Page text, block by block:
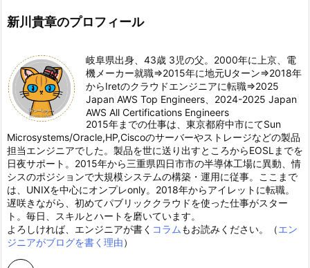
新川貴章のプロフィール
岐阜県出身、43歳 3児の父。2000年に上京、電
機メーカー就職⇒2015年に地元Uターン⇒2018年
からIretのクラウドエンジニアに転職⇒2025
Japan AWS Top Engineers、2024-2025 Japan
AWS All Certifications Engineers
2015年までの仕事は、東京都府中市にてSun
Microsystems/Oracle,HP,Ciscoのサーバーやストレージなどの製品
担当エンジニアでした。製品を世に送り出すところからEOSLまでを
日夜サポート。2015年から三重県四日市市の半導体工場に異動、情
シスのポジションで大規模システムの構築・運用に従事。ここまで
は、UNIXを中心にオンプレonly。2018年からアイレットに転職。
遅咲きながら、初めてパブリッククラウドを使った仕事がスター
ト。毎日、スキルとハートを磨いています。
よろしければ、エンジニアが書く コラム もお読みください。（エン
ジニアがブログを書く理由）